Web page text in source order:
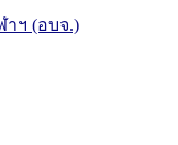
ฯ (อบจ.)